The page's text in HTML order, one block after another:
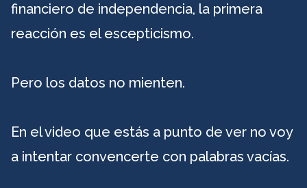
financiero de independencia, la primera
reacción es el escepticismo.
Pero los datos no mienten.
En el video que estás a punto de ver no voy
a intentar convencerte con palabras vacías.